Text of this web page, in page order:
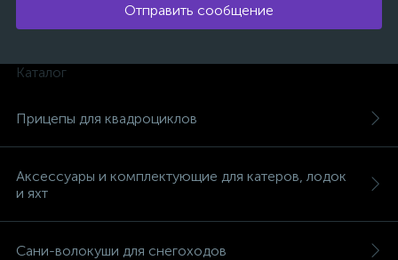
Отправить сообщение
Каталог
Прицепы для квадроциклов
Аксессуары и комплектующие для катеров, лодок
и яхт
Сани-волокуши для снегоходов